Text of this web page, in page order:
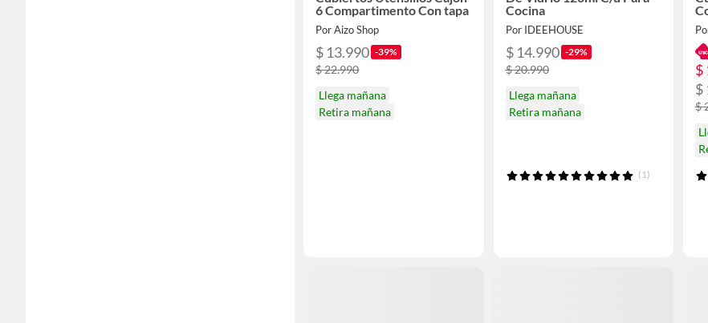
6 Compartimento Con tapa
Por Aizo Shop
$ 13.990 -39%
$ 22.990
Llega mañana
Retira mañana
Cocina
Por IDEEHOUSE
$ 14.990 -29%
$ 20.990
Llega mañana
Retira mañana
(1)
$
$
$